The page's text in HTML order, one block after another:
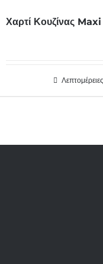
Χαρτί Κουζίνας
Λεπτομέρειες